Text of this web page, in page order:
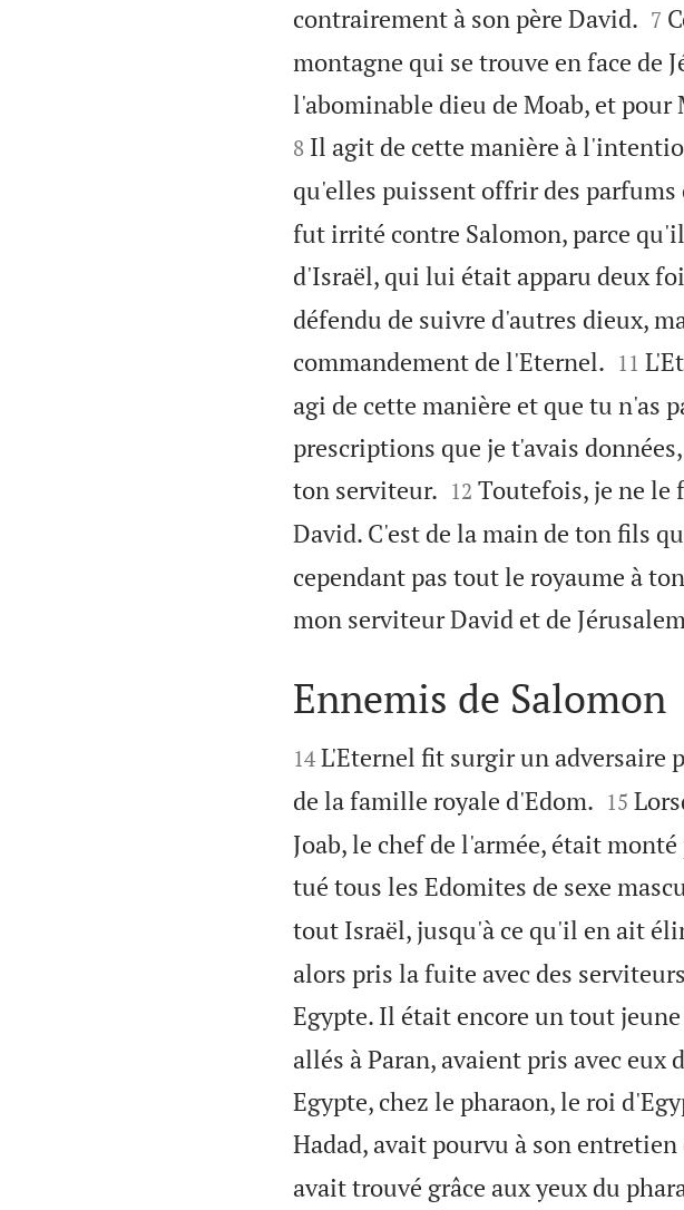
contrairement à son père David.
7
montagne qui se trouve en face de
l'abominable dieu de Moab, et
8 Il agit de cette manière à
qu'elles puissent offrir des parfums
fut irrité contre Salomon, parce
d'Israël, qui lui était apparu deux
défendu de suivre d'autres dieux,
commandement de l'Eternel.
11
agi de cette manière et que tu n'as
prescriptions que je t'avais
ton serviteur.
12 Toutefois, je ne le
David. C'est de la main de ton fils
cependant pas tout le royaume à
mon serviteur David et de

Ennemis de Salomon

14 L'Eternel fit surgir un adversaire
de la famille royale d'Edom.
15
Joab, le chef de l'armée, était
tué tous les Edomites de sexe
tout Israël, jusqu'à ce qu'il en ait
alors pris la fuite avec des
Egypte. Il était encore un tout
allés à Paran, avaient pris avec eux
Egypte, chez le pharaon, le roi
Hadad, avait pourvu à son
avait trouvé grâce aux yeux du